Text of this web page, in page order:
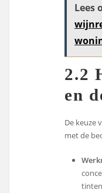
Lees
2.2
en
De keuze
met de